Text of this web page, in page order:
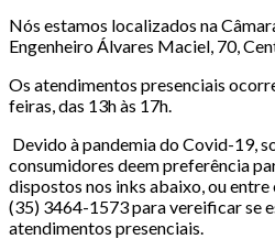
Nós estamos localizados na
Engenheiro Álvares Maciel, 70,
Os atendimentos presenciais
feiras, das 13h às 17h.
Devido à pandemia do Covid-19,
consumidores deem preferência
dispostos nos inks abaixo, ou
(35) 3464-1573 para vereificar se
atendimentos presenciais.